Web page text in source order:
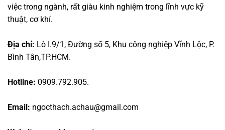
việc trong ngành, rất giàu kinh nghiệm trong lĩnh vực kỹ
thuật, cơ khí.
Địa chỉ: Lô I.9/1, Đường số 5, Khu công nghiệp Vĩnh Lộc, P.
Bình Tân,TP.HCM.
Hotline: 0909.792.905.
Email: ngocthach.achau@gmail.com